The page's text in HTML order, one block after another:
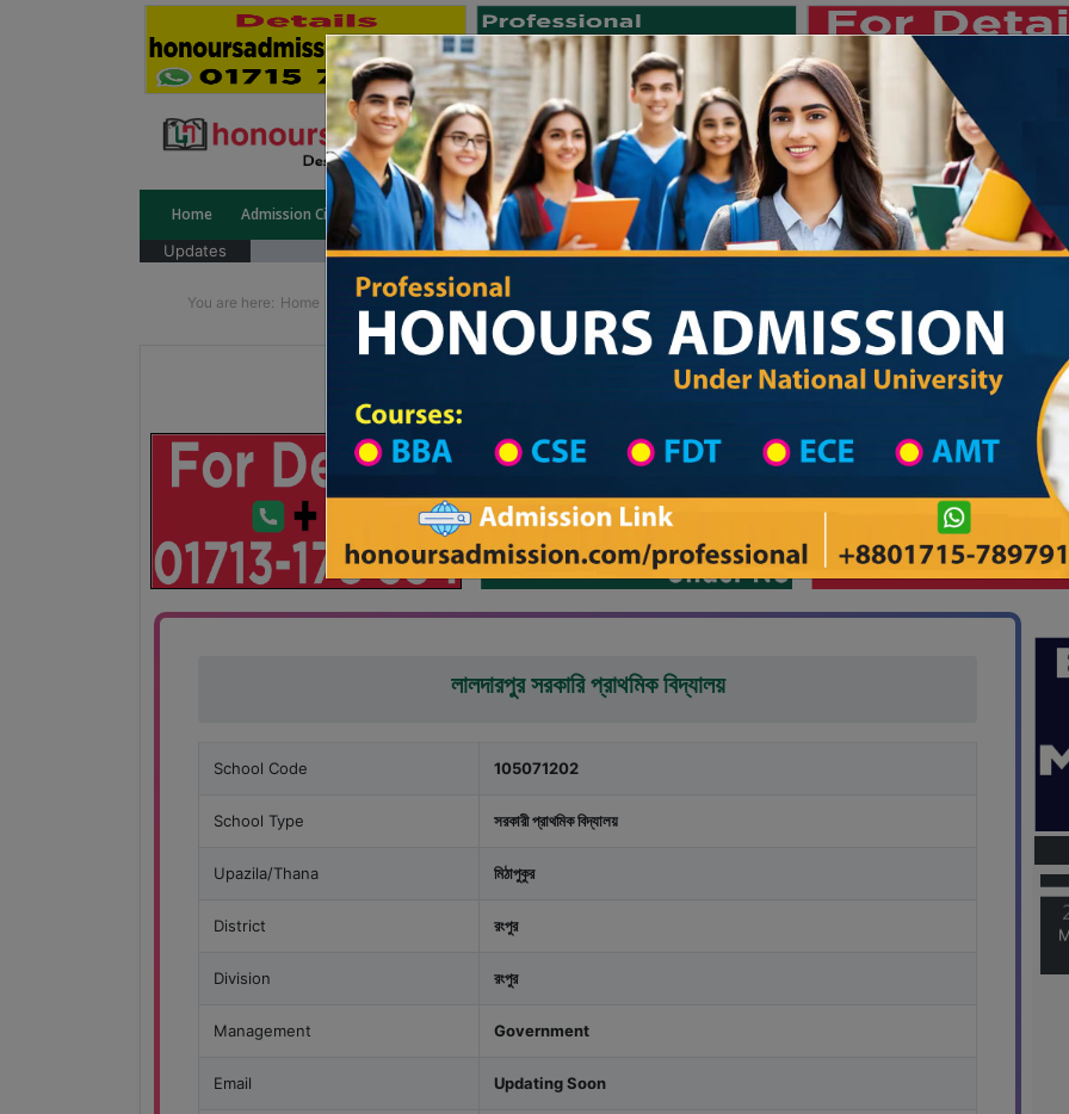
Home Admission Circular Public University Private University International University University College
Updates জাতীয় বিশ্ববিদ্যালয় ২০২৫-২৬ শিক্ষাবর্ষের
You are here: Home School Category Division List
Private University Admission
লালদারপুর সরকারি প্রাথমিক বিদ্যালয়
School Code 105071202
School Type সরকারী প্রাথমিক বিদ্যালয়
Upazila/Thana মিঠাপুকুর
District রংপুর
Division রংপুর
Management Government
Email Updating Soon